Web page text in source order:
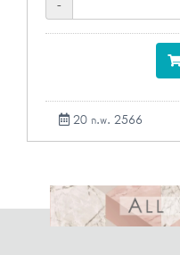
-
20 ก.พ. 2566